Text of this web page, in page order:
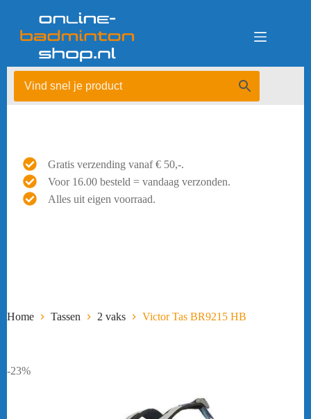
Gratis verzending vanaf € 50,-.
Voor 16.00 besteld = vandaag verzonden.
Alles uit eigen voorraad.
Home Tassen 2 vaks Victor Tas BR9215 HB
-23%